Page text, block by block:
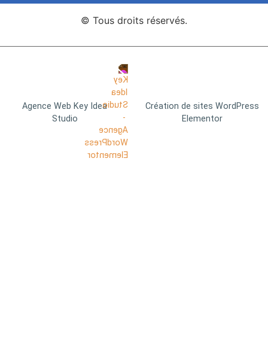
© Tous droits réservés.
Agence Web Key Idea
Studio
Création de sites WordPress
Elementor